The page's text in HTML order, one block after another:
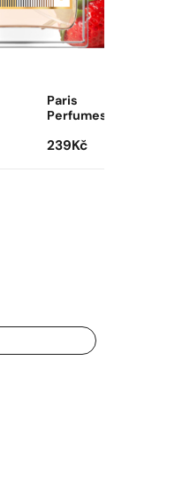
Paris
Perfumes
239 Kč